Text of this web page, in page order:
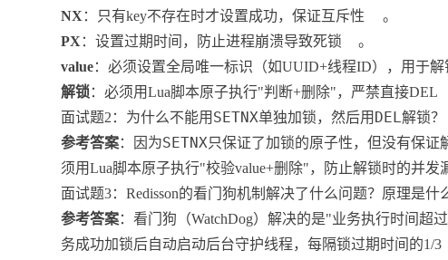
NX ：只有key不存在时才设置成功，保证互斥性
。
PX ：设置过期时间，防止进程崩溃导致死锁
。
value：必须设置全局唯一标识（如UUID+线程ID），用于
解锁 ：必须用Lua脚本原子执行"判断+删除"，严禁直接DEL
面试题2：为什么不能用 SETNX单独加锁，然后用 DEL解锁？
参考答案：因为SETNX只保证了加锁的原子性，但没有保证
须用Lua脚本原子执行"校验value+删除"，防止解锁时的并发
面试题3：Redisson的看门狗机制解决了什么问题？原理是什
参考答案：看门狗（WatchDog）解决的是"业务执行时间超
务成功加锁后自动启动后台守护线程，每隔锁过期时间的1/